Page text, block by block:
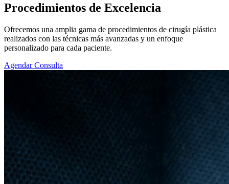
Procedimientos de Excelencia
Ofrecemos una amplia gama de procedimientos de cirugía plástica
realizados con las técnicas más avanzadas y un enfoque
personalizado para cada paciente.
Agendar Consulta